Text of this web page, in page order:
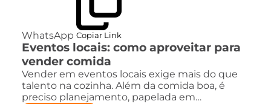
WhatsApp Copiar Link
Eventos locais: como aproveitar para
vender comida
Vender em eventos locais exige mais do que
talento na cozinha. Além da comida boa, é
preciso planejamento, papelada em…